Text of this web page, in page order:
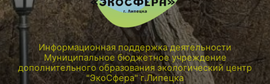
Информационная поддержка деятельности
Муниципальное бюджетное учреждение
дополнительного образования экологический центр
"ЭкоСфера" г.Липецка